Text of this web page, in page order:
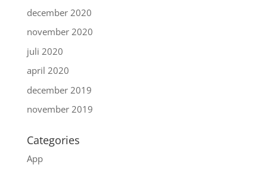
december 2020
november 2020
juli 2020
april 2020
december 2019
november 2019
Categories
App